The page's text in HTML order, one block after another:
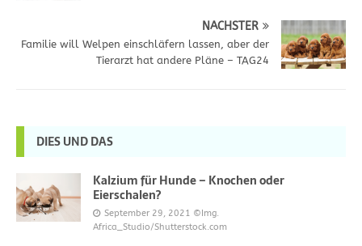
NÄCHSTER
Familie will Welpen einschläfern lassen, aber der
Tierarzt hat andere Pläne – TAG24
DIES UND DAS
Kalzium für Hunde – Knochen oder
Eierschalen?
September 29, 2021 ©Img.
Africa_Studio/Shutterstock.com